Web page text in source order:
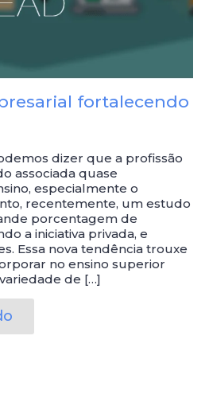
fortalecendo
dizer que a profissão
associada quase
especialmente o
recentemente, um estudo
porcentagem de
a iniciativa privada, e
Essa nova tendência trouxe
no ensino superior
de […]